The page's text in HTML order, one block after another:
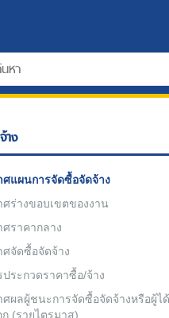
าง
ศแผนการจัดซื้อจัดจ้าง
ศร่างขอบเขตของงาน
ศราคากลาง
ศจัดซื้อจัดจ้าง
ประกวดราคาซื้อ/จ้าง
ศผลผู้ชนะการจัดซื้อจัดจ้างหรือผู้ไ
ก (รายไตรมาส)